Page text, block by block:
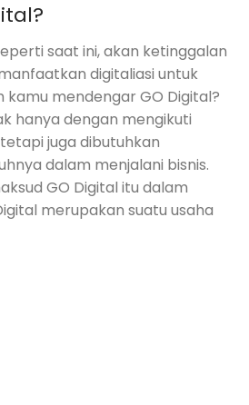
saat ini, akan ketinggalan
digitaliasi untuk
kamu mendengar GO Digital?
hanya dengan mengikuti
juga dibutuhkan
dalam menjalani bisnis.
GO Digital itu dalam
merupakan suatu usaha